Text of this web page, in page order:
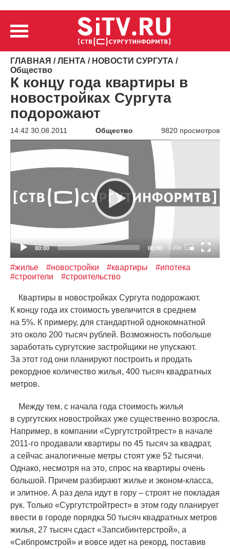
ГЛАВНАЯ /ЛЕНТА / НОВОСТИ СУРГУТА /
Общество
К концу года квартиры в
новостройках Сургута
подорожают
14:42 30.08.2011 Общество 9820 просмотров
00:00 00:00 1.00x
#жилье #новостройки #квартиры
#ипотека
#строители
#строительство
Квартиры в новостройках Сургута подорожают.
К концу года их стоимость увеличится в среднем
на 5%. К примеру, для стандартной однокомнатной
это около 200 тысяч рублей. Возможность побольше
заработать сургутские застройщики не упускают.
За этот год они планируют построить и продать
рекордное количество жилья, 400 тысяч квадратных
метров.
Между тем, с начала года стоимость жилья
в сургутских новостройках уже существенно возросла.
Например, в компании «Сургутстройтрест» в начале
2011-го продавали квартиры по 45 тысяч за квадрат,
а сейчас аналогичные метры стоят уже 52 тысячи.
Однако, несмотря на это, спрос на квартиры очень
большой. Причем разбирают жилье и эконом-класса,
и элитное. А раз дела идут в гору – строят не покладая
рук. Только «Сургутстройтрест» в этом году планирует
ввести в городе порядка 50 тысяч квадратных метров
жилья, 27 тысяч сдаст «Запсибинтерстрой», а
«Сибпромстрой» и вовсе идет на рекорд, поставив